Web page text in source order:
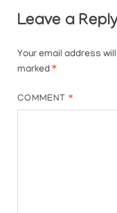
Leave a
Your email address
marked *
COMMENT*